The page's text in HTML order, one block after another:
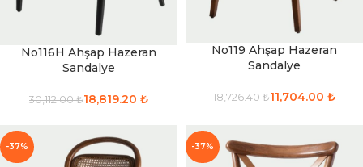
No116H Ahşap Hazeran
Sandalye
30,112.00₺18,819.20 ₺
No119 Ahşap Hazeran
Sandalye
18,726.40₺11,704.00 ₺
-37% -37%